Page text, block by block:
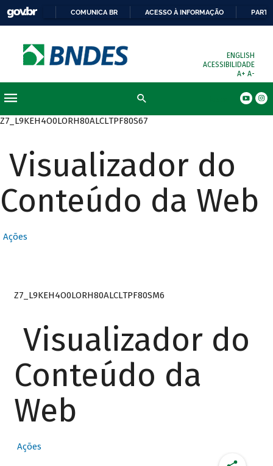
COMUNICA BR ACESSO À INFORMAÇÃO
ENGLISH
ACESSIBILIDADE
A+ A-
Z7_L9KEH4O0LORH80ALCLTPF80S67
Visualizador do
Conteúdo da Web
Ações
Z7_L9KEH4O0LORH80ALCLTPF80SM6
Visualizador do
Conteúdo da
Web
Ações